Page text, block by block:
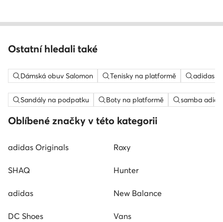
Ostatní hledali také
Dámská obuv Salomon Tenisky na platformě adidas
Sandály na podpatku Boty na platformě samba
Oblíbené značky v této kategorii
adidas Originals Roxy
SHAQ Hunter
adidas New Balance
DC Shoes Vans